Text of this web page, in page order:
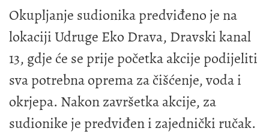
Okupljanje sudionika predviđeno je na
lokaciji Udruge Eko Drava, Dravski kanal
13, gdje će se prije početka akcije podijeliti
sva potrebna oprema za čišćenje, voda i
okrjepa. Nakon završetka akcije, za
sudionike je predviđen i zajednički ručak.